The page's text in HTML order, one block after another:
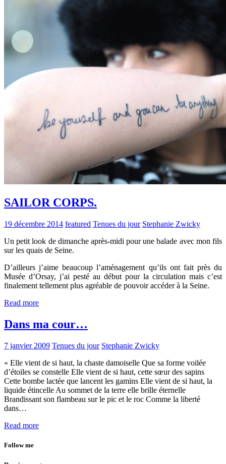
SAILOR CORPS.
19 décembre 2014 featured Tenues du jour Stephanie Zwicky
Un petit look de dimanche après-midi pour une balade avec mon fils
sur les quais de Seine.
D’ailleurs j’aime beaucoup l’aménagement qu’ils ont fait près du
Musée d’Orsay, j’ai pesté au début pour la circulation mais c’est
finalement tellement plus agréable de pouvoir accéder à la Seine.
Read more
Dans ma cour…
7 janvier 2009 Tenues du jour Stephanie Zwicky
« Elle vient de si haut, la chaste damoiselle Que sa forme voilée
d’étoiles se constelle Elle vient de si haut, cette sœur des sapins
Cette bombe lactée que lancent les gamins Elle vient de si haut, la
liquide étincelle Au sommet de la terre elle brille éternelle
Brandissant son flambeau sur le pic et le roc Comme la liberté
dans…
Read more
Follow me